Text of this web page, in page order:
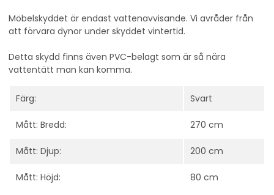
Möbelskyddet är endast vattenavvisande. Vi avråder från
att förvara dynor under skyddet vintertid.
Detta skydd finns även PVC-belagt som är så nära
vattentätt man kan komma.
Färg: Svart
Mått: Bredd: 270 cm
Mått: Djup: 200 cm
Mått: Höjd: 80 cm